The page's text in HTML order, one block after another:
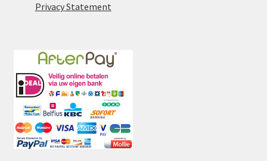
Privacy Statement